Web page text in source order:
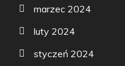
marzec 2024
luty 2024
styczeń 2024